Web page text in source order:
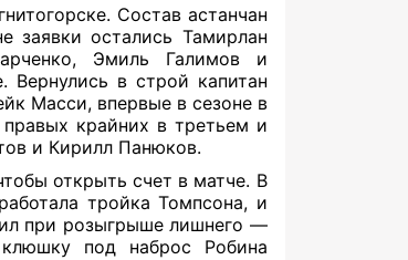
Состав астанчан
заявки остались Тамирлан
Эмиль Галимов и
Вернулись в строй капитан
Масси, впервые в сезоне в
крайних в третьем и
и Кирилл Панюков.
открыть счет в матче. В
тройка Томпсона, и
при розыгрыше лишнего —
под наброс Робина